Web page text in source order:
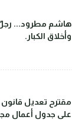
هاشم مطرود... رجلٌ
وأخلاق الكبار.
مقترح تعديل قانون
على جدول أعمال